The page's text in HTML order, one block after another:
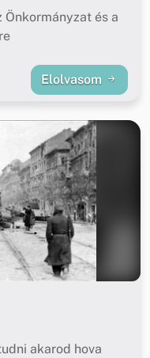
és a
Elolvasom
akarod hova